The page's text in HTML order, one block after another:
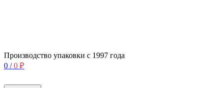
Производство упаковки с 1997 года
0 / 0 ₽